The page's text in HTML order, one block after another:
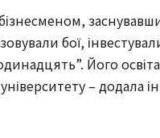
бої,
Його освіта
– додала